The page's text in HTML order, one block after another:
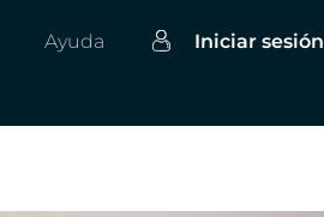
Ayuda Iniciar sesión